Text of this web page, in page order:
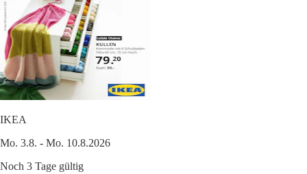
IKEA
Mo. 3.8. - Mo. 10.8.2026
Noch 3 Tage gültig